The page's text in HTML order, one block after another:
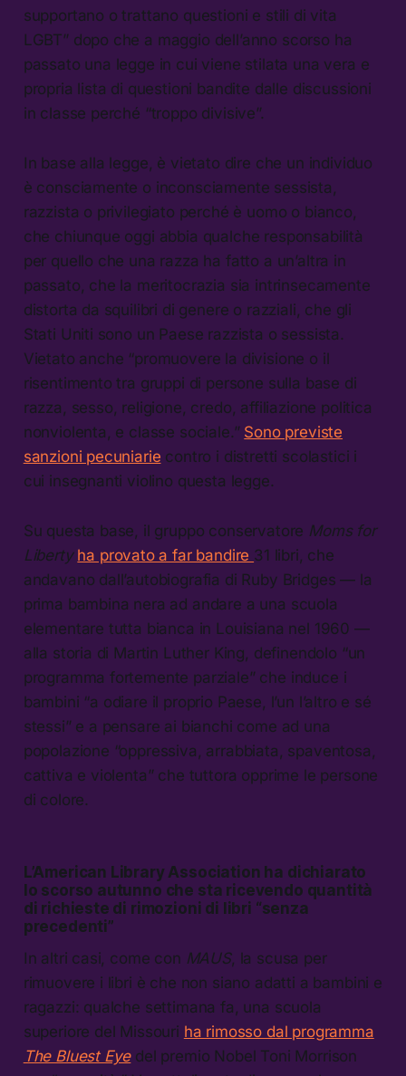
supportano o trattano questioni e stili di vita
LGBT” dopo che a maggio dell’anno scorso ha
passato una legge in cui viene stilata una vera e
propria lista di questioni bandite dalle discussioni
in classe perché “troppo divisive”.
In base alla legge, è vietato dire che un individuo
è consciamente o inconsciamente sessista,
razzista o privilegiato perché è uomo o bianco,
che chiunque oggi abbia qualche responsabilità
per quello che una razza ha fatto a un’altra in
passato, che la meritocrazia sia intrinsecamente
distorta da squilibri di genere o razziali, che gli
Stati Uniti sono un Paese razzista o sessista.
Vietato anche “promuovere la divisione o il
risentimento tra gruppi di persone sulla base di
razza, sesso, religione, credo, affiliazione politica
nonviolenta, e classe sociale.” Sono previste
sanzioni pecuniarie contro i distretti scolastici i
cui insegnanti violino questa legge.
Su questa base, il gruppo conservatore Moms for
Liberty ha provato a far bandire 31 libri, che
andavano dall’autobiografia di Ruby Bridges — la
prima bambina nera ad andare a una scuola
elementare tutta bianca in Louisiana nel 1960 —
alla storia di Martin Luther King, definendolo “un
programma fortemente parziale” che induce i
bambini “a odiare il proprio Paese, l’un l’altro e sé
stessi” e a pensare ai bianchi come ad una
popolazione “oppressiva, arrabbiata, spaventosa,
cattiva e violenta” che tuttora opprime le persone
di colore.
L’American Library Association ha dichiarato
lo scorso autunno che sta ricevendo quantità
di richieste di rimozioni di libri “senza
precedenti”
In altri casi, come con MAUS, la scusa per
rimuovere i libri è che non siano adatti a bambini e
ragazzi: qualche settimana fa, una scuola
superiore del Missouri ha rimosso dal programma
The Bluest Eyedel premio Nobel Toni Morrison